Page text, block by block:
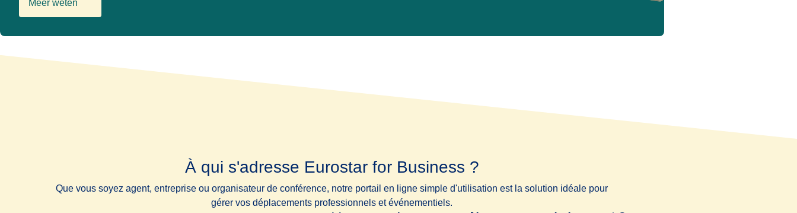
Meer weten
(Ouvre un nouvel onglet
À qui s'adresse Eurostar for Business ?
Que vous soyez agent, entreprise ou organisateur de conférence, notre portail en ligne simple d'utilisation est la solution idéale pour
gérer vos déplacements professionnels et événementiels.